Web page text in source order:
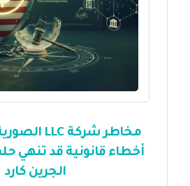
أخطاء قانونية قد تنهي
الجرين كارد